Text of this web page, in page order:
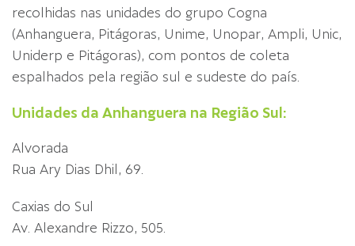
recolhidas nas unidades do grupo Cogna
(Anhanguera, Pitágoras, Unime, Unopar, Ampli, Unic,
Uniderp e Pitágoras), com pontos de coleta
espalhados pela região sul e sudeste do país.
Unidades da Anhanguera na Região Sul:
Alvorada
Rua Ary Dias Dhil, 69.
Caxias do Sul
Av. Alexandre Rizzo, 505.